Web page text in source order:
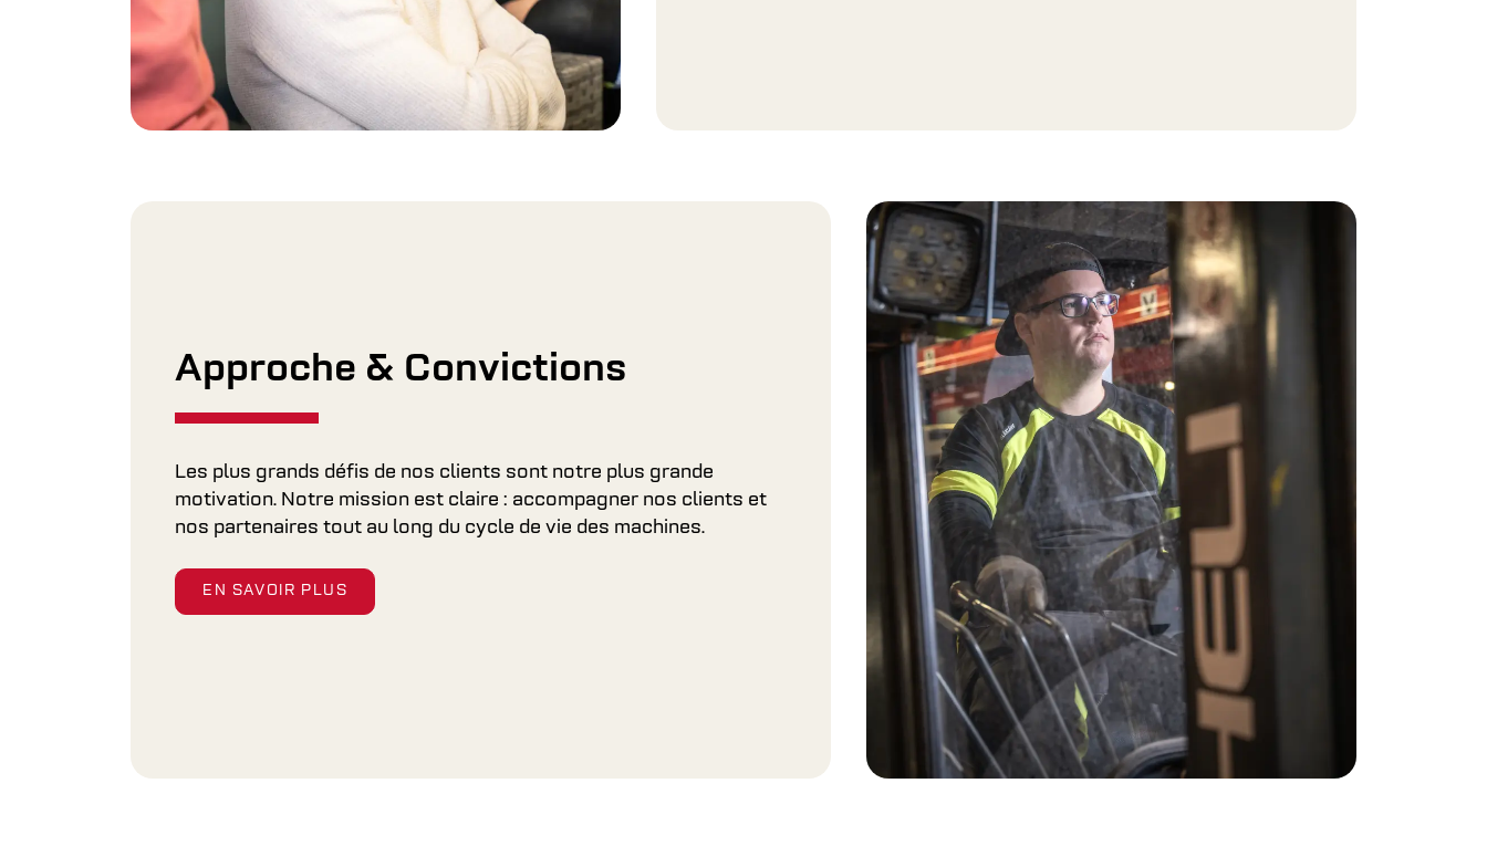
Approche & Convictions
Les plus grands défis de nos clients sont notre plus grande
motivation. Notre mission est claire : accompagner nos clients et
nos partenaires tout au long du cycle de vie des machines.
EN SAVOIR PLUS